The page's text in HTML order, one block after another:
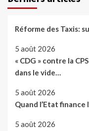
Réforme des Taxis:
5 août 2026
« CDG » contre la
dans le vide…
5 août 2026
Quand l’Etat
5 août 2026